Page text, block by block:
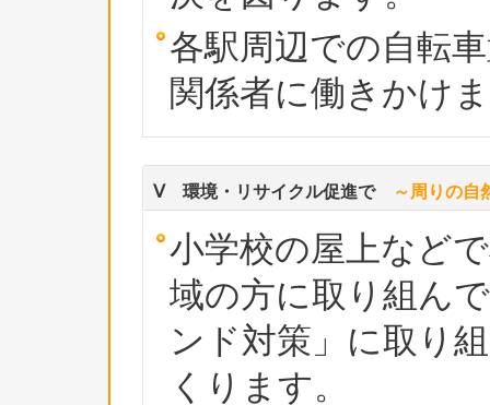
各駅周辺での自転
関係者に働きかけ
Ⅴ 環境・リサイクル促進で ～周りの自
小学校の屋上など
域の方に取り組ん
ンド対策」に取り
くります。